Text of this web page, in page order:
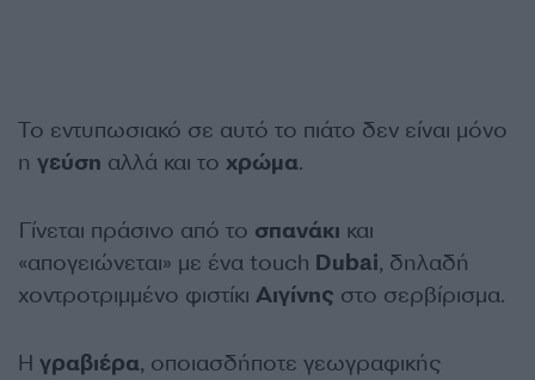
Το εντυπωσιακό σε αυτό το πιάτο δεν είναι μόνο
η γεύση αλλά και το χρώμα.
Γίνεται πράσινο από το σπανάκι και
«απογειώνεται» με ένα touch Dubai, δηλαδή
χοντροτριμμένο φιστίκι Αιγίνης στο σερβίρισμα.
Η γραβιέρα, οποιασδήποτε γεωγραφικής